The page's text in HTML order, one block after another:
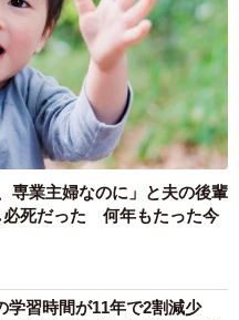
業主婦なのに」と夫の後輩
死だった 何年もたった今
学習時間が11年で2割減少